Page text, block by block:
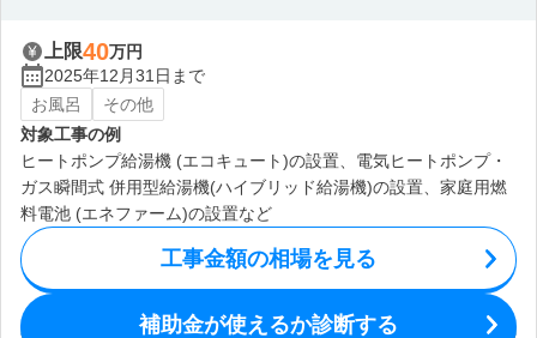
上限40万円
2025年12月31日まで
お風呂
その他
対象工事の例
ヒートポンプ給湯機 (エコキュート)の設置、電気ヒートポンプ・
ガス瞬間式 併用型給湯機(ハイブリッド給湯機)の設置、家庭用燃
料電池 (エネファーム)の設置など
工事金額の相場を見る
補助金が使えるか診断する